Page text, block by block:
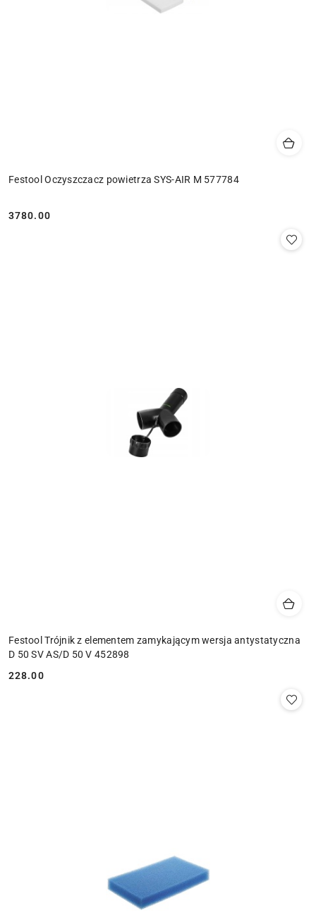
Festool Oczyszczacz powietrza SYS-AIR M 577784
Cena:
3780.00
Festool Trójnik z elementem zamykającym wersja antystatyczna
D 50 SV AS/D 50 V 452898
Cena:
228.00